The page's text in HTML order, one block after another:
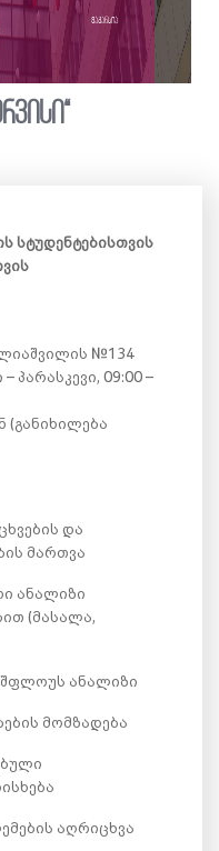
ვაკანსია
სტუდენტებისთვის
№134
პარასკევი, 09:00 –
(განიხილება
და
მართვა
ანალიზი
(მასალა,
ანალიზი
მომზადება
აღრიცხვა